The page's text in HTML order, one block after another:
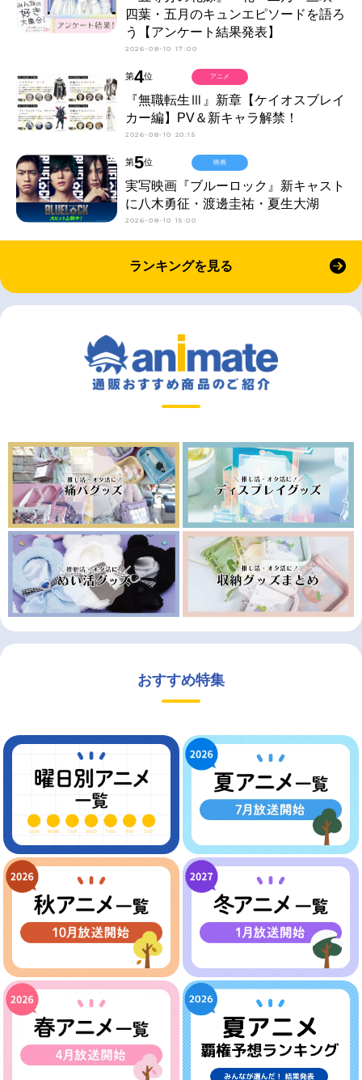
四葉・五月のキュンエピソードを語ろ
う【アンケート結果発表】
2026-08-10 17:00
第4位
『無職転生Ⅲ』新章【ケイオスブレイ
カー編】PV＆新キャラ解禁！
2026-08-10 20:15
アニメ
第5位
実写映画『ブルーロック』新キャスト
に八木勇征・渡邊圭祐・夏生大湖
2026-08-10 15:00
映画
ランキングを見る
おすすめ特集